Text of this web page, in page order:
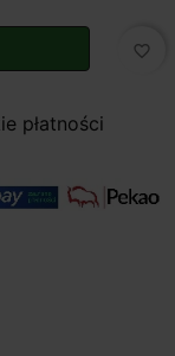
favorite_border
płatności